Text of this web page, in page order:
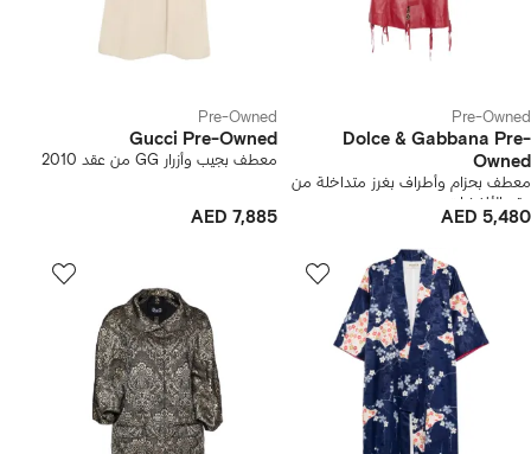
Pre-Owned
Dolce & Gabbana Pre-
Owned
معطف بحزام وأطراف بغرز متداخلة من
عقد الألفينيات
AED 5,480
Pre-Owned
Gucci Pre-Owned
معطف بجيب وأزرار GG من عقد 2010
AED 7,885